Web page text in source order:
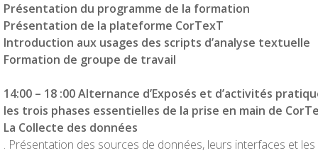
Présentation du programme de la formation
Présentation de la plateforme CorTexT
Introduction aux usages des scripts d’analyse textuelle
Formation de groupe de travail
14:00 – 18 :00 Alternance d’Exposés et d’activités
les trois phases essentielles de la prise en main de
La Collecte des données
. Présentation des sources de données, leurs interfaces et